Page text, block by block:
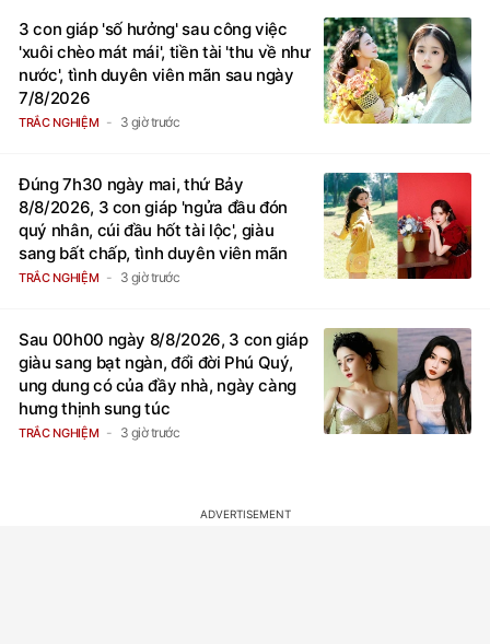
3 con giáp 'số hưởng' sau công việc
'xuôi chèo mát mái', tiền tài 'thu về như
nước', tình duyên viên mãn sau ngày
7/8/2026
TRẮC NGHIỆM 3 giờ trước
Đúng 7h30 ngày mai, thứ Bảy
8/8/2026, 3 con giáp 'ngửa đầu đón
quý nhân, cúi đầu hốt tài lộc', giàu
sang bất chấp, tình duyên viên mãn
TRẮC NGHIỆM 3 giờ trước
Sau 00h00 ngày 8/8/2026, 3 con giáp
giàu sang bạt ngàn, đổi đời Phú Quý,
ung dung có của đầy nhà, ngày càng
hưng thịnh sung túc
TRẮC NGHIỆM 3 giờ trước